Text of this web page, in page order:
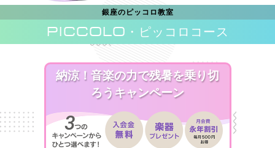
銀座のピッコロ教室
PICCOLO ・ピッコロコース
納涼！音楽の力で残暑を乗り切
ろうキャンペーン